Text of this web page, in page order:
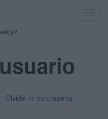
Olvidé mi contraseña